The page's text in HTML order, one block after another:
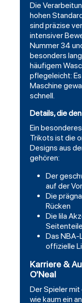
Die
hohen
sind präzise
intensiver
Nummer 34
besonders
häufigem
pflegeleicht:
Maschine
schnell.
Details, die
Ein
Trikots ist die
Designs aus
gehören:
Der
auf der
Die
Rücken
Die lila
Das NBA-
offizielle
Karriere &
O'Neal
Der Spieler
wie kaum ein